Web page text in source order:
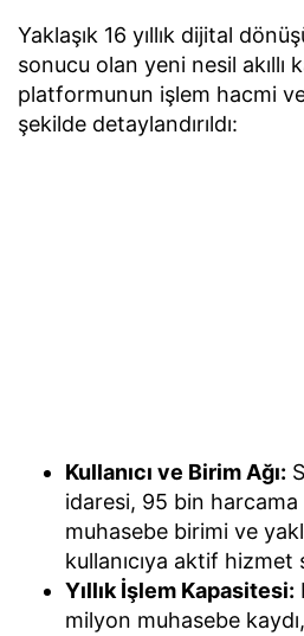
Yaklaşık 16 yıllık dijital
sonucu olan yeni nesil akıllı
platformunun işlem hacmi ve
şekilde detaylandırıldı:
Kullanıcı ve Birim Ağı:
idaresi, 95 bin
muhasebe birimi ve
kullanıcıya aktif hizmet
Yıllık İşlem Kapasitesi:
milyon muhasebe